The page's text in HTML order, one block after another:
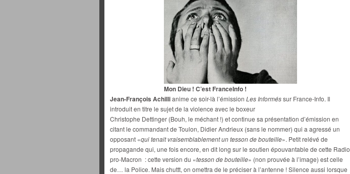
Mon Dieu ! C’est FranceInfo !
Jean-François Achillianime ce soir-là l’émission Les Informéssur France-Info. Il
introduit en titre le sujet de la violence avec le boxeur
Christophe Dettinger (Bouh, le méchant !) et continue sa présentation d’émission en
citant le commandant de Toulon, Didier Andrieux (sans le nommer) qui a agressé un
opposant «qui tenait vraisemblablement un tesson de bouteille». Petit relévé de
propagande qui, une fois encore, en dit long sur le soutien épouvantable de cette Radio
pro-Macron : cette version du «tesson de bouteille» (non prouvée à l’image) est celle
de… la Police. Mais chuttt, on omettra de le préciser à l’antenne ! Silence aussi lorsque